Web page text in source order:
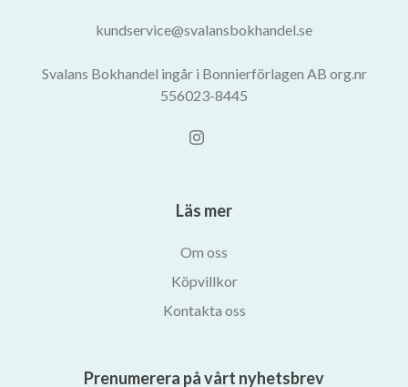
kundservice@svalansbokhandel.se
Svalans Bokhandel ingår i Bonnierförlagen AB org.nr
556023-8445
Läs mer
Om oss
Köpvillkor
Kontakta oss
Prenumerera på vårt nyhetsbrev